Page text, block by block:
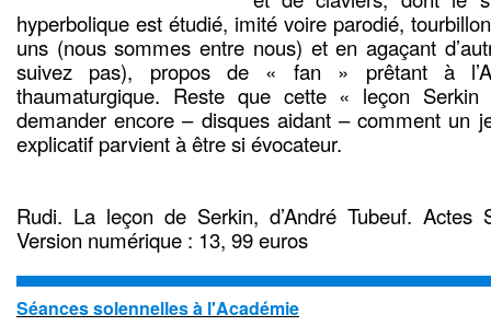
hyperbolique est étudié, imité voire parodié,
uns (nous sommes entre nous) et en agaçant
suivez pas), propos de « fan » prêtant à
thaumaturgique. Reste que cette « leçon
demander encore – disques aidant – comment un
explicatif parvient à être si évocateur.
Rudi. La leçon de Serkin, d’André Tubeuf.
Version numérique : 13, 99 euros
Séances solennelles à l'Académie